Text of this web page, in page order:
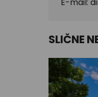
E-mail:
SLIČNE